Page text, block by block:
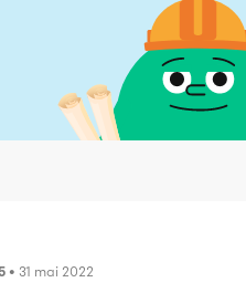
• 31 mai 2022